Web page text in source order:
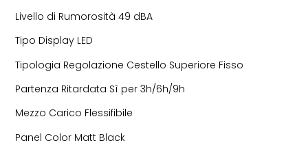
Livello di Rumorosità 49 dBA
Tipo Display LED
Tipologia Regolazione Cestello Superiore Fisso
Partenza Ritardata Sì per 3h/6h/9h
Mezzo Carico Flessifibile
Panel Color Matt Black